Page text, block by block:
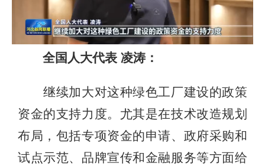
全国人大代表 凌涛：
继续加大对这种绿色工厂建设的政策
资金的支持力度。尤其是在技术改造规划
布局，包括专项资金的申请、政府采购和
试点示范、品牌宣传和金融服务等方面给